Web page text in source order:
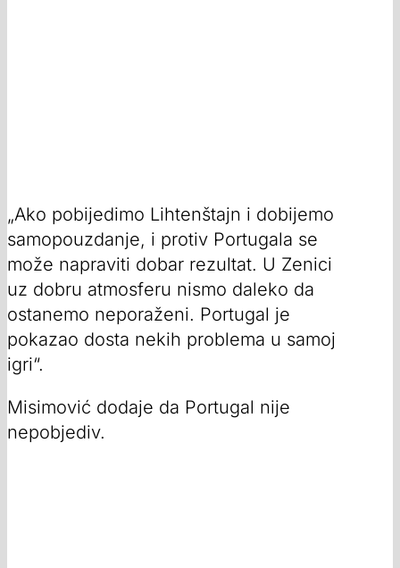
„Ako pobijedimo Lihtenštajn i dobijemo
samopouzdanje, i protiv Portugala se
može napraviti dobar rezultat. U Zenici
uz dobru atmosferu nismo daleko da
ostanemo neporaženi. Portugal je
pokazao dosta nekih problema u samoj
igri“.
Misimović dodaje da Portugal nije
nepobjediv.